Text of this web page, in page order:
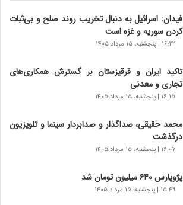
فیدان: اسرائیل به دنبال تخریب روند صلح و بی‌ثبات
کردن سوریه و غزه است
۱۶:۲۲ | پنجشنبه، ۱۵ مرداد ۱۴۰۵
تاکید ایران و قرقیزستان بر گسترش همکاری‌های
تجاری و معدنی
۱۶:۱۵ | پنجشنبه، ۱۵ مرداد ۱۴۰۵
محمد حقیقی، صداگذار و صدابردار سینما و تلویزیون
درگذشت
۱۶:۰۷ | پنجشنبه، ۱۵ مرداد ۱۴۰۵
پژوپارس ۶۴۰ میلیون تومان شد
۱۵:۴۹ | پنجشنبه، ۱۵ مرداد ۱۴۰۵